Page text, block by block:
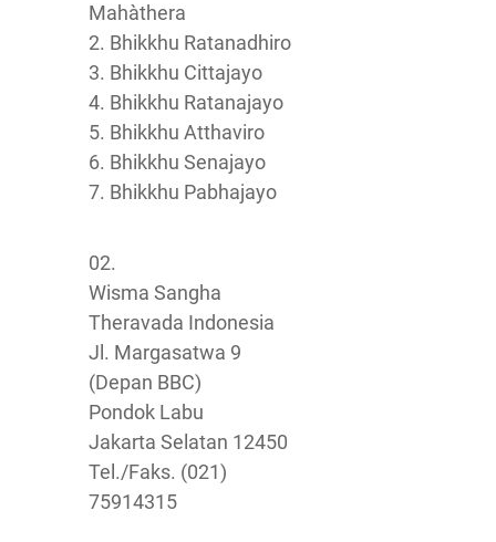
Mahàthera
2. Bhikkhu Ratanadhiro
3. Bhikkhu Cittajayo
4. Bhikkhu Ratanajayo
5. Bhikkhu Atthaviro
6. Bhikkhu Senajayo
7. Bhikkhu Pabhajayo
02.
Wisma Sangha
Theravada Indonesia
Jl. Margasatwa 9
(Depan BBC)
Pondok Labu
Jakarta Selatan 12450
Tel./Faks. (021)
75914315